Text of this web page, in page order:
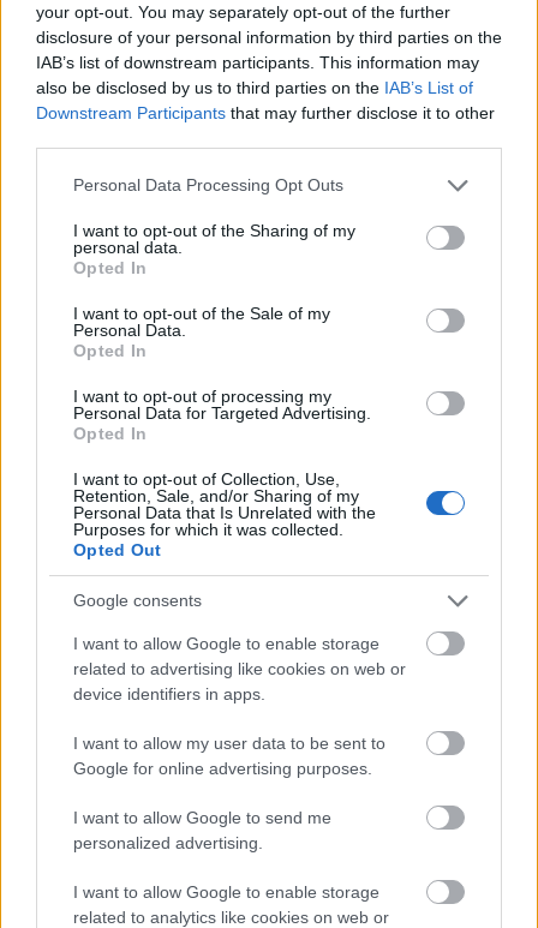
your opt-out. You may separately opt-out of the further
disclosure of your personal information by third parties on the
IAB’s list of downstream participants. This information may
also be disclosed by us to third parties on the IAB’s List of
Downstream Participants that may further disclose it to other
Please note that this website/app uses one or more Google
not limited to your visit or usage behaviour. You may click to
grant or deny consent to Google and its third-party tags to
use your data for below specified purposes in below Google
consent section.
Personal Data Processing Opt Outs
I want to opt-out of the Sharing of my
personal data.
Opted In
I want to opt-out of the Sale of my
Personal Data.
Opted In
I want to opt-out of processing my
Personal Data for Targeted Advertising.
Opted In
I want to opt-out of Collection, Use,
Retention, Sale, and/or Sharing of my
Personal Data that Is Unrelated with the
Purposes for which it was collected.
Opted Out
Google consents
I want to allow Google to enable storage
related to advertising like cookies on web or
device identifiers in apps.
I want to allow my user data to be sent to
Google for online advertising purposes.
I want to allow Google to send me
personalized advertising.
I want to allow Google to enable storage
related to analytics like cookies on web or
Címkék:Letizia Battaglia
Ajánlott bejegyzések:
Mephisto a tengerparton
Szerelmes egy zongorába
Véres verejtékkel